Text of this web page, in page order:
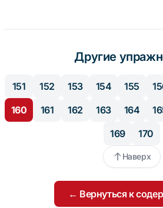
Другие
151 152 153 154 155
160
161 162 163 164
169
170
Наверх
← Вернуться к